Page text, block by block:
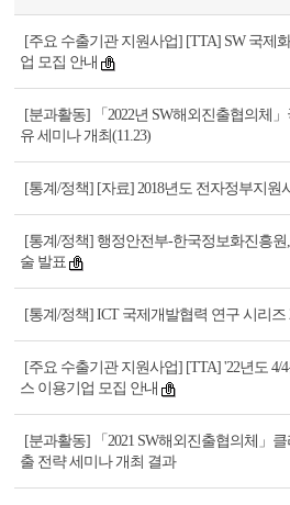
[주요 수출기관 지원사업] [TTA] SW 국제
업 모집 안내
[분과활동] 「2022년 SW해외진출협의체
유 세미나 개최(11.23)
[통계/정책] [자료] 2018년도 전자정부지원
[통계/정책] 행정안전부-한국정보화진흥원,
술 발표
[통계/정책] ICT 국제개발협력 연구 시리즈
[주요 수출기관 지원사업] [TTA] '22년도 4/
스 이용기업 모집 안내
[분과활동] 「2021 SW해외진출협의체」
출 전략 세미나 개최 결과